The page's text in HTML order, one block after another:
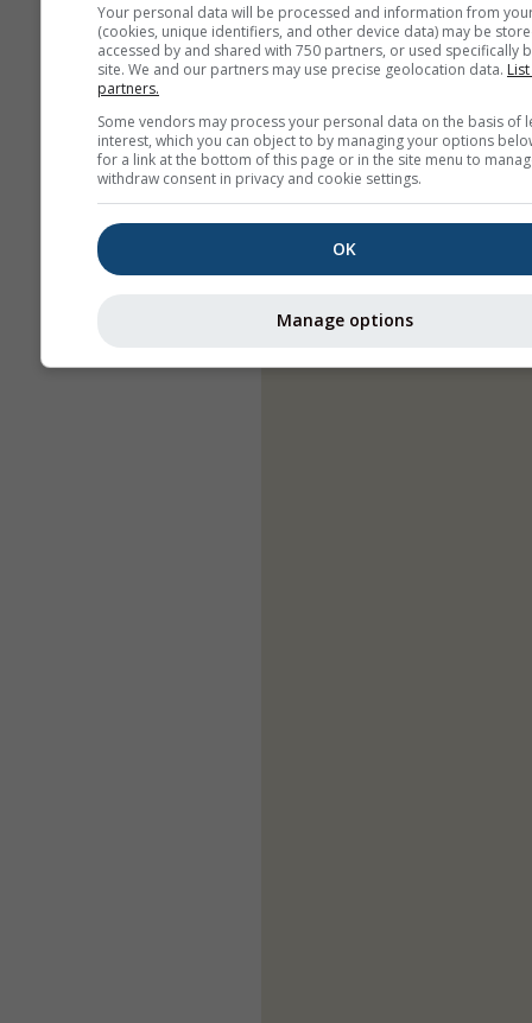
Your personal data will be processed and information from
(cookies, unique identifiers, and other device data) may be
accessed by and shared with 750 partners, or used specifically
site. We and our partners may use precise geolocation data.
partners.
Some vendors may process your personal data on the basis of
interest, which you can object to by managing your options
for a link at the bottom of this page or in the site menu to
withdraw consent in privacy and cookie settings.
OK
Manage options